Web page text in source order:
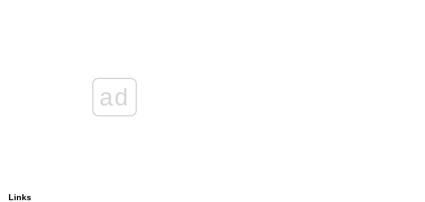
รองเท้านารี ขาวสตูล
รองเท้านารี ดอกเตอร์ แจค
ad
Links